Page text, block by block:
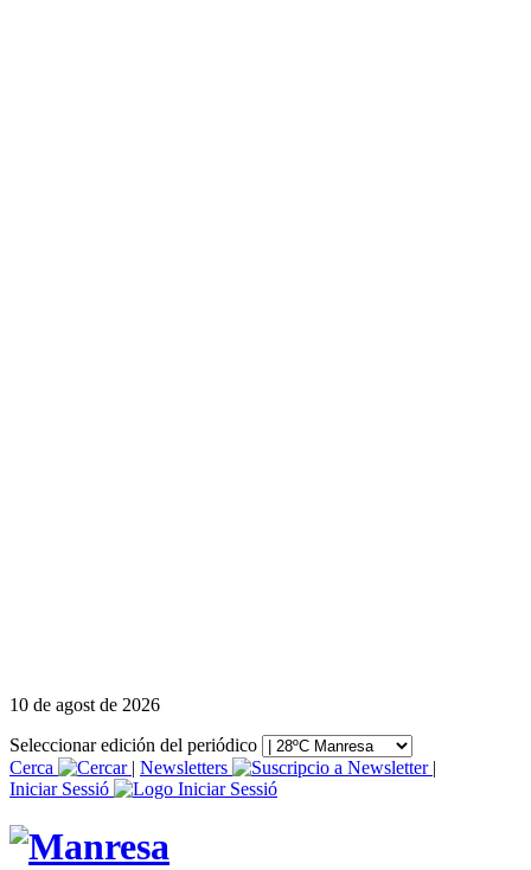
10 de agost de 2026
Seleccionar edición del periódico
Cerca
| Newsletters
|
Iniciar Sessió